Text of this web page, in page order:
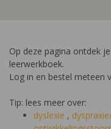
Op deze pagina ontdek
leerwerkboek.
Log in en bestel meteen
Tip: lees meer over:
dyslexie ,